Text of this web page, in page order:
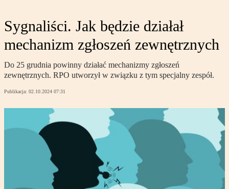
Sygnaliści. Jak będzie działał
mechanizm zgłoszeń zewnętrznych
Do 25 grudnia powinny działać mechanizmy zgłoszeń
zewnętrznych. RPO utworzył w związku z tym specjalny zespół.
Publikacja: 02.10.2024 07:31